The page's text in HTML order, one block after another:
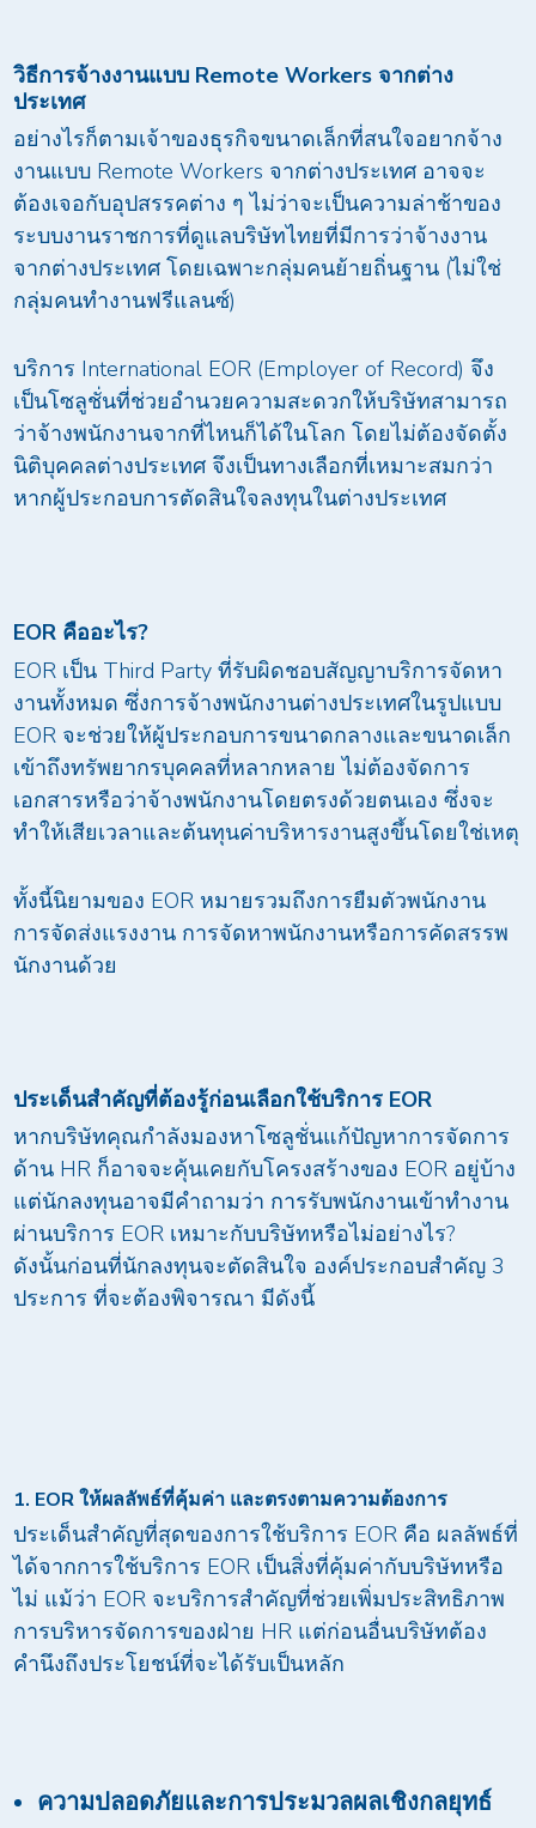
วิธีการจ้างงานแบบ Remote Workers จากต่าง
ประเทศ
อย่างไรก็ตามเจ้าของธุรกิจขนาดเล็กที่สนใจอยากจ้าง
งานแบบ Remote Workers จากต่างประเทศ อาจจะ
ต้องเจอกับอุปสรรคต่าง ๆ ไม่ว่าจะเป็นความล่าช้าของ
ระบบงานราชการที่ดูแลบริษัทไทยที่มีการว่าจ้างงาน
จากต่างประเทศ โดยเฉพาะกลุ่มคนย้ายถิ่นฐาน (ไม่ใช่
กลุ่มคนทำงานฟรีแลนซ์)
บริการ International EOR (Employer of Record) จึง
เป็นโซลูชั่นที่ช่วยอำนวยความสะดวกให้บริษัทสามารถ
ว่าจ้างพนักงานจากที่ไหนก็ได้ในโลก โดยไม่ต้องจัดตั้ง
นิติบุคคลต่างประเทศ จึงเป็นทางเลือกที่เหมาะสมกว่า
หากผู้ประกอบการตัดสินใจลงทุนในต่างประเทศ
EOR คืออะไร?
EOR เป็น Third Party ที่รับผิดชอบสัญญาบริการจัดหา
งานทั้งหมด ซึ่งการจ้างพนักงานต่างประเทศในรูปแบบ
EOR จะช่วยให้ผู้ประกอบการขนาดกลางและขนาดเล็ก
เข้าถึงทรัพยากรบุคคลที่หลากหลาย ไม่ต้องจัดการ
เอกสารหรือว่าจ้างพนักงานโดยตรงด้วยตนเอง ซึ่งจะ
ทำให้เสียเวลาและต้นทุนค่าบริหารงานสูงขึ้นโดยใช่เหตุ
ทั้งนี้นิยามของ EOR หมายรวมถึงการยืมตัวพนักงาน
การจัดส่งแรงงาน การจัดหาพนักงานหรือการคัดสรรพ
นักงานด้วย
ประเด็นสำคัญที่ต้องรู้ก่อนเลือกใช้บริการ EOR
หากบริษัทคุณกำลังมองหาโซลูชั่นแก้ปัญหาการจัดการ
ด้าน HR ก็อาจจะคุ้นเคยกับโครงสร้างของ EOR อยู่บ้าง
แต่นักลงทุนอาจมีคำถามว่า การรับพนักงานเข้าทำงาน
ผ่านบริการ EOR เหมาะกับบริษัทหรือไม่อย่างไร?
ดังนั้นก่อนที่นักลงทุนจะตัดสินใจ องค์ประกอบสำคัญ 3
ประการ ที่จะต้องพิจารณา มีดังนี้
1. EOR ให้ผลลัพธ์ที่คุ้มค่า และตรงตามความต้องการ
ประเด็นสำคัญที่สุดของการใช้บริการ EOR คือ ผลลัพธ์ที่
ได้จากการใช้บริการ EOR เป็นสิ่งที่คุ้มค่ากับบริษัทหรือ
ไม่ แม้ว่า EOR จะบริการสำคัญที่ช่วยเพิ่มประสิทธิภาพ
การบริหารจัดการของฝ่าย HR แต่ก่อนอื่นบริษัทต้อง
คำนึงถึงประโยชน์ที่จะได้รับเป็นหลัก
ความปลอดภัยและการประมวลผลเชิงกลยุทธ์